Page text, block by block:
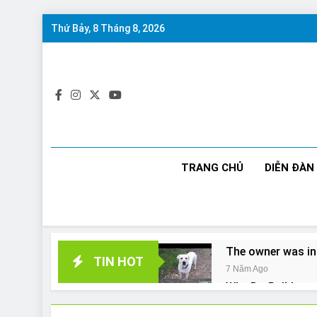
Skip
Thứ Bảy, 8 Tháng 8, 2026
TRANG CHỦ DIỄN ĐÀN
TIN HOT
The owner was
7 Năm Ago
Why Do
7 Năm Ago